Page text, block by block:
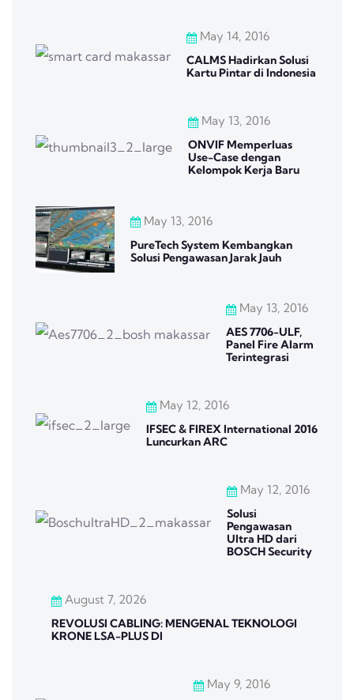
May 14, 2016
CALMS Hadirkan Solusi
Kartu Pintar di Indonesia
May 13, 2016
ONVIF Memperluas
Use-Case dengan
Kelompok Kerja Baru
May 13, 2016
PureTech System Kembangkan
Solusi Pengawasan Jarak Jauh
May 13, 2016
AES 7706-ULF,
Panel Fire Alarm
Terintegrasi
May 12, 2016
IFSEC & FIREX International 2016
Luncurkan ARC
May 12, 2016
Solusi
Pengawasan
Ultra HD dari
BOSCH Security
August 7, 2026
REVOLUSI CABLING: MENGENAL TEKNOLOGI
KRONE LSA-PLUS DI
May 9, 2016